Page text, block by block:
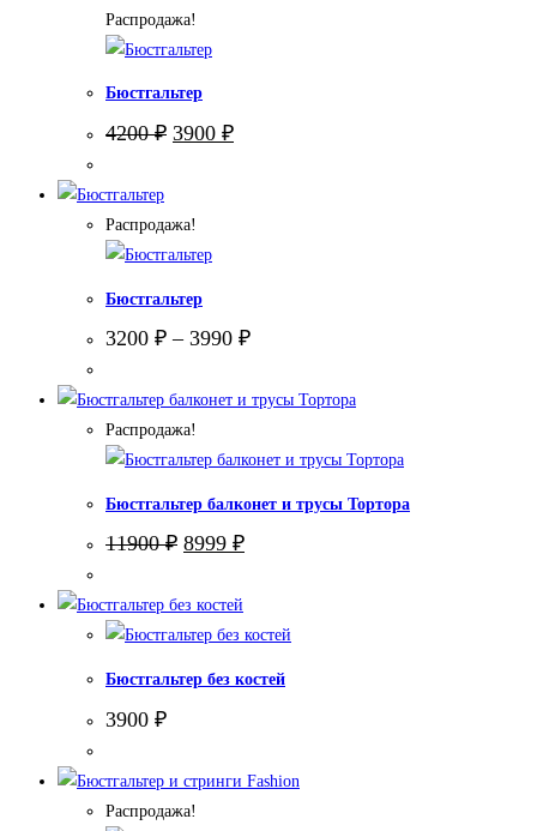
Распродажа!
Бюстгальтер
4200₽ Первоначальная
цена
3900 ₽Текущая
цена:
Распродажа!
Бюстгальтер
3200 ₽ – 3990 ₽
Распродажа!
Бюстгальтер балконет и трусы Тортора
11900₽ Первоначальная
11900 ₽.
8999 ₽Текущая
Бюстгальтер без костей
3900 ₽
Распродажа!